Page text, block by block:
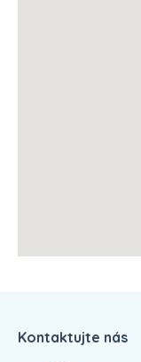
Kontaktujte nás